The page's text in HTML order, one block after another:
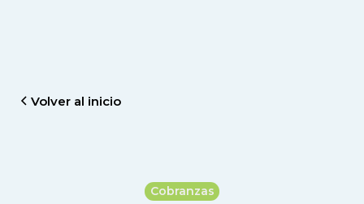
Volver al inicio
Cobranzas